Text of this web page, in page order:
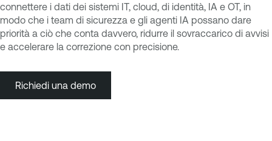
connettere i dati dei sistemi IT, cloud, di identità, IA e OT, in
modo che i team di sicurezza e gli agenti IA possano dare
priorità a ciò che conta davvero, ridurre il sovraccarico di avvisi
e accelerare la correzione con precisione.
Richiedi una demo